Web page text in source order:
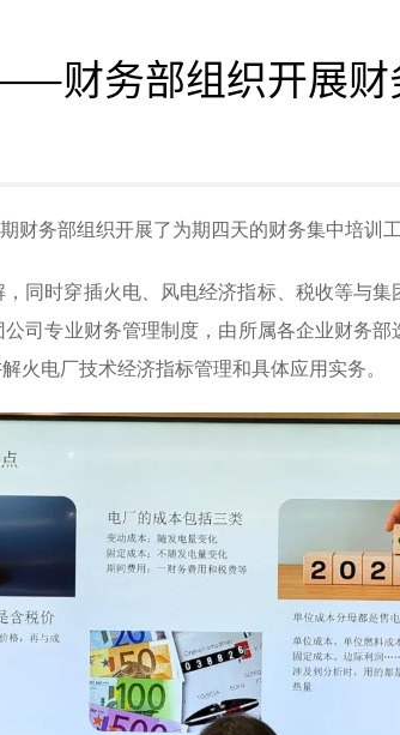
财务部组织开展
财务部组织开展了为期四天的财务集中培训工
同时穿插火电、风电经济指标、税收等与
司专业财务管理制度，由所属各企业财务
火电厂技术经济指标管理和具体应用实务。